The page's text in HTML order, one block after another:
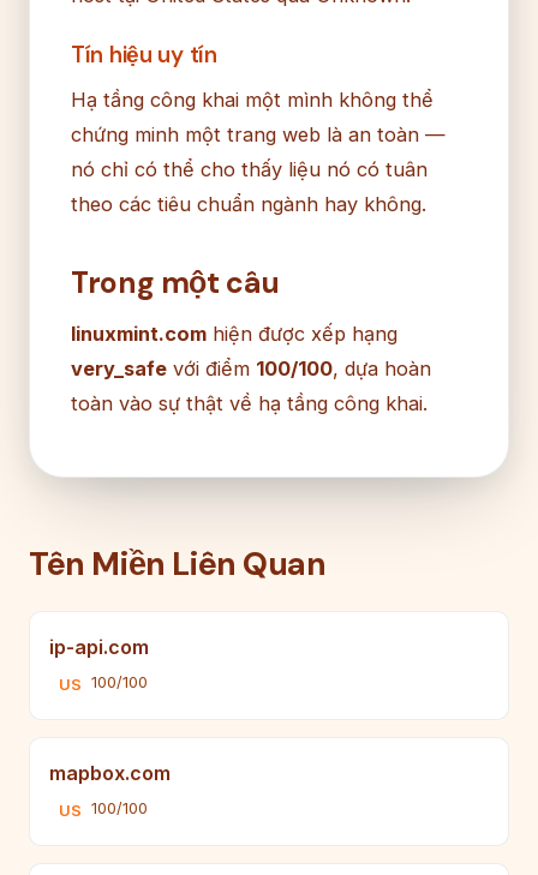
Tín hiệu uy tín
Hạ tầng công khai một mình không thể
chứng minh một trang web là an toàn —
nó chỉ có thể cho thấy liệu nó có tuân
theo các tiêu chuẩn ngành hay không.
Trong một câu
linuxmint.com hiện được xếp hạng
very_safe với điểm 100/100, dựa hoàn
toàn vào sự thật về hạ tầng công khai.
Tên Miền Liên Quan
ip-api.com
US 100/100
mapbox.com
US 100/100